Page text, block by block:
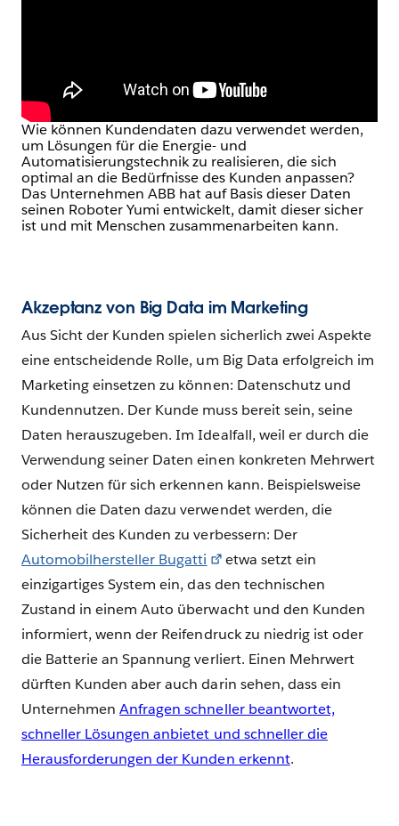
Wie können Kundendaten dazu verwendet werden,
um Lösungen für die Energie- und
Automatisierungstechnik zu realisieren, die sich
optimal an die Bedürfnisse des Kunden anpassen?
Das Unternehmen ABB hat auf Basis dieser Daten
seinen Roboter Yumi entwickelt, damit dieser sicher
ist und mit Menschen zusammenarbeiten kann.
Akzeptanz von Big Data im Marketing
Aus Sicht der Kunden spielen sicherlich zwei Aspekte
eine entscheidende Rolle, um Big Data erfolgreich im
Marketing einsetzen zu können: Datenschutz und
Kundennutzen. Der Kunde muss bereit sein, seine
Daten herauszugeben. Im Idealfall, weil er durch die
Verwendung seiner Daten einen konkreten Mehrwert
oder Nutzen für sich erkennen kann. Beispielsweise
können die Daten dazu verwendet werden, die
Sicherheit des Kunden zu verbessern: Der
Automobilhersteller Bugatti
etwa setzt ein
einzigartiges System ein, das den technischen
Zustand in einem Auto überwacht und den Kunden
informiert, wenn der Reifendruck zu niedrig ist oder
die Batterie an Spannung verliert. Einen Mehrwert
dürften Kunden aber auch darin sehen, dass ein
UnternehmenAnfragen schneller beantwortet,
schneller Lösungen anbietet und schneller die
Herausforderungen der Kunden erkennt.